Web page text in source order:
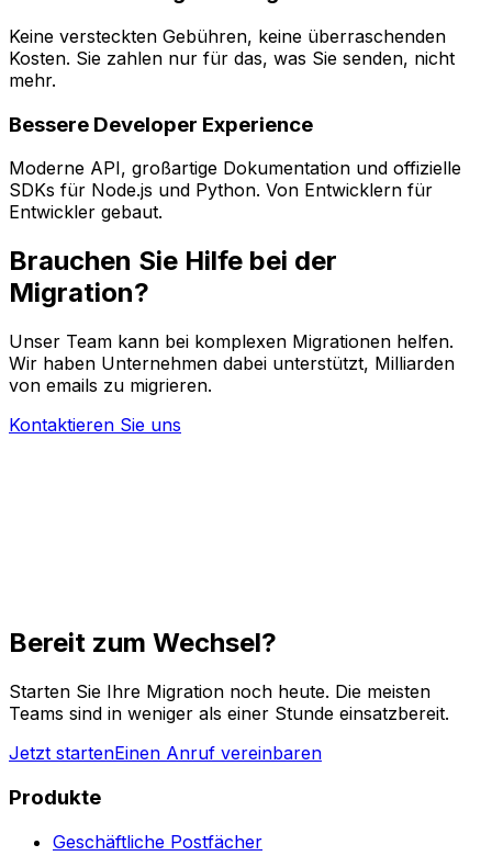
Keine versteckten Gebühren, keine überraschenden
Kosten. Sie zahlen nur für das, was Sie senden, nicht
mehr.
Bessere Developer Experience
Moderne API, großartige Dokumentation und offizielle
SDKs für Node.js und Python. Von Entwicklern für
Entwickler gebaut.
Brauchen Sie Hilfe bei der
Migration?
Unser Team kann bei komplexen Migrationen helfen.
Wir haben Unternehmen dabei unterstützt, Milliarden
von emails zu migrieren.
Kontaktieren Sie uns
Bereit zum Wechsel?
Starten Sie Ihre Migration noch heute. Die meisten
Teams sind in weniger als einer Stunde einsatzbereit.
Jetzt startenEinen Anruf vereinbaren
Produkte
Geschäftliche Postfächer